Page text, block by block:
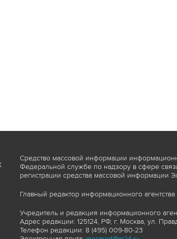
Средство массовой информации
Федеральной службе по надзору в сфере
регистрации средства массовой информации
Главный редактор информационного
Учредитель и редакция информационного
Адрес редакции: 125124, РФ, г. Москва, ул.
Телефон редакции: 8 (495) 009-80-23